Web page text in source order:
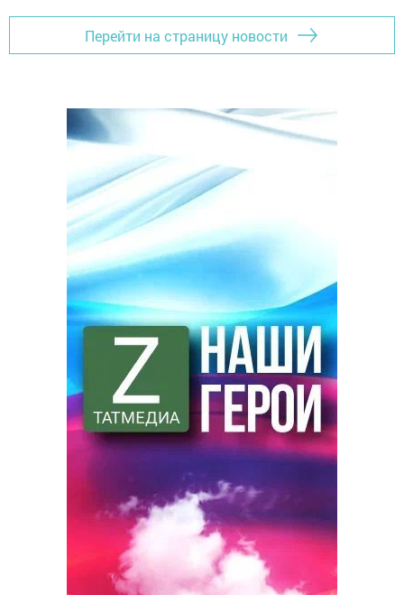
Перейти на страницу новости